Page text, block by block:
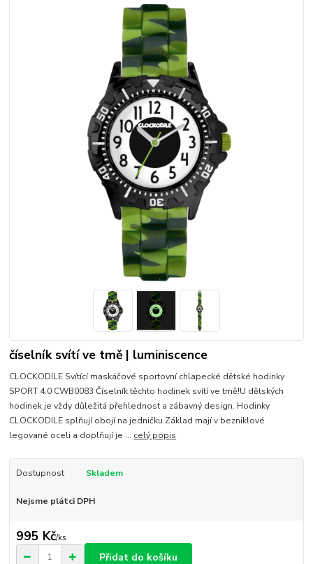
číselník svítí ve tmě | luminiscence
CLOCKODILE Svítící maskáčové sportovní chlapecké dětské hodinky
SPORT 4.0 CWB0083 Číselník těchto hodinek svítí ve tmě!U dětských
hodinek je vždy důležitá přehlednost a zábavný design. Hodinky
CLOCKODILE splňují obojí na jedničku.Základ mají v bezniklové
legované oceli a doplňují je ... celý popis
Dostupnost Skladem
Nejsme plátci DPH
995 Kč/ks
Přidat do košíku